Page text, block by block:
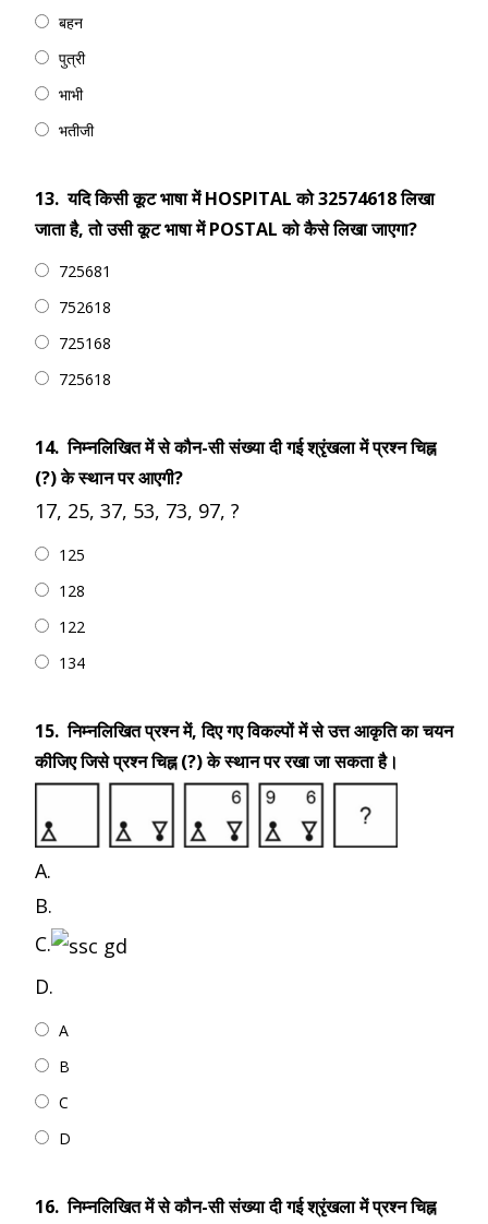
बहन
पुत्री
भाभी
भतीजी
13. यदि किसी कूट भाषा में HOSPITAL को 32574618 लिखा
जाता है, तो उसी कूट भाषा में POSTAL को कैसे लिखा जाएगा?
725681
752618
725168
725618
14. निम्नलिखित में से कौन-सी संख्या दी गई श्रृंखला में प्रश्न चिह्न
(?) के स्थान पर आएगी?
17, 25, 37, 53, 73, 97, ?
125
128
122
134
15. निम्नलिखित प्रश्न में, दिए गए विकल्पों में से उत्त आकृति का चयन
कीजिए जिसे प्रश्न चिह्न (?) के स्थान पर रखा जा सकता है।
A.
B.
C.
D.
A
B
C
D
16. निम्नलिखित में से कौन-सी संख्या दी गई श्रृंखला में प्रश्न चिह्न